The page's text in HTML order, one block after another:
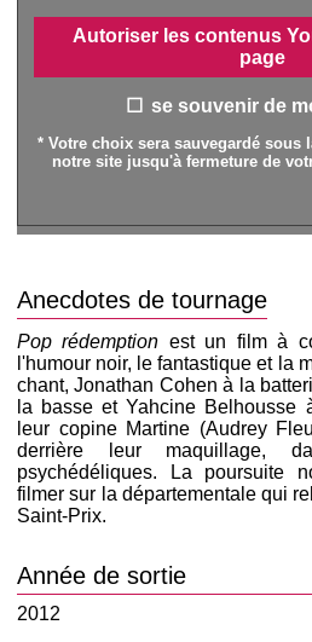
Autoriser les contenus
page
se souvenir de
* Votre choix sera sauvegardé sous
notre site jusqu'à fermeture de
Anecdotes de tournage
Pop rédemption est un film à
l'humour noir, le fantastique et la
chant, Jonathan Cohen à la
la basse et Yahcine Belhousse
leur copine Martine (Audrey
derrière leur maquillage,
psychédéliques. La poursuite
filmer sur la départementale qui
Saint-Prix.
Année de sortie
2012